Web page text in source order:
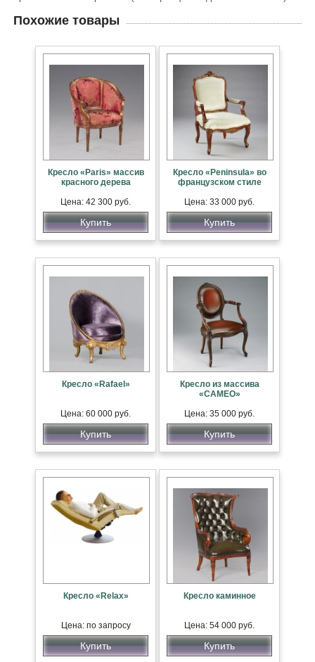
Похожие товары
Кресло «Paris» массив
красного дерева
Цена: 42 300 руб.
Купить
Кресло «Peninsula» во
французском стиле
Цена: 33 000 руб.
Купить
Кресло «Rafael»
Цена: 60 000 руб.
Купить
Кресло из массива
«CAMEO»
Цена: 35 000 руб.
Купить
Кресло «Relax»
Цена: по запросу
Купить
Кресло каминное
Цена: 54 000 руб.
Купить